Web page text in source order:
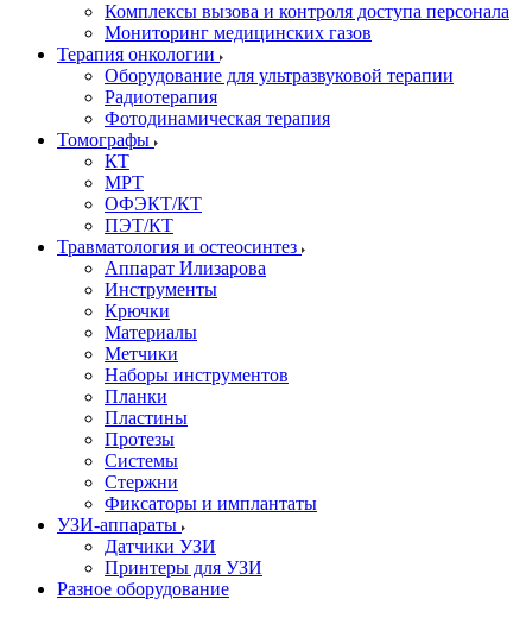
Комплексы вызова и контроля доступа персонала
Мониторинг медицинских газов
Терапия онкологии
Оборудование для ультразвуковой терапии
Радиотерапия
Фотодинамическая терапия
Томографы
КТ
МРТ
ОФЭКТ/КТ
ПЭТ/КТ
Травматология и остеосинтез
Аппарат Илизарова
Инструменты
Крючки
Материалы
Метчики
Наборы инструментов
Планки
Пластины
Протезы
Системы
Стержни
Фиксаторы и имплантаты
УЗИ-аппараты
Датчики УЗИ
Принтеры для УЗИ
Разное оборудование